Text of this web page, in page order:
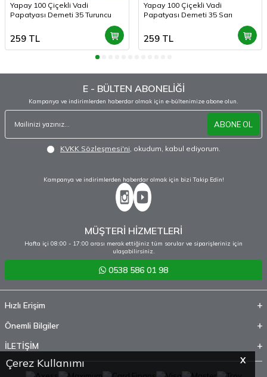
X
Çerez Kullanımı
Yapay 100 Çiçekli Vadi
Papatyası Demeti 35 Turuncu
259 TL
Yapay 100 Çiçekli Vadi
Papatyası Demeti 35 Sarı
259TL
E - BÜLTEN ABONELİĞİ
Kampanya ve indirimlerden haberdar olmak için e-bültenimize abone olun.
ABONE OL
KVKK Sözleşmesi'ni, okudum, kabul ediyorum.
Kampanya ve indirimlerden haberdar olmak için bizi Takip Edin!
MÜŞTERİ HİZMETLERİ
Hafta içi 08:00 - 17:00 arası merak ettiğiniz tüm sorular ve siparişleriniz için
ulaşabilirsiniz.
0538 586 01 98
Hızlı Erişim
Önemli Bilgiler
İLETİŞİM